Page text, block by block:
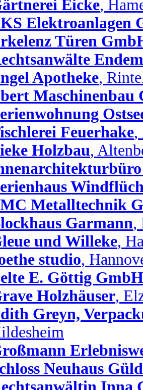
Eicke,
Elektroanlagen
Türen
Apotheke,
Maschinenbau
Feuerhake,
Holzbau,
Metalltechnik
Garmann,
und Willeke,
studio,
E. Göttig GmbH
Holzhäuser,
Greyn,
Neuhaus